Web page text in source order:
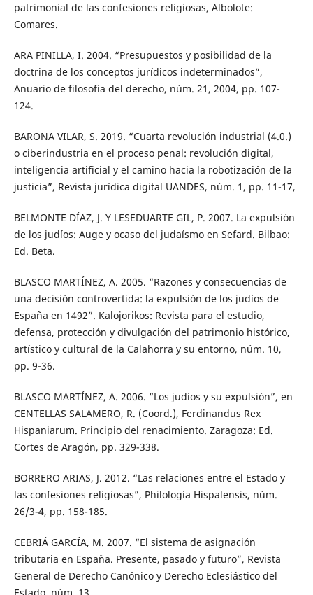
patrimonial de las confesiones religiosas, Albolote:
Comares.
ARA PINILLA, I. 2004. “Presupuestos y posibilidad de la
doctrina de los conceptos jurídicos indeterminados”,
Anuario de filosofía del derecho, núm. 21, 2004, pp. 107-
124.
BARONA VILAR, S. 2019. “Cuarta revolución industrial (4.0.)
o ciberindustria en el proceso penal: revolución digital,
inteligencia artificial y el camino hacia la robotización de la
justicia”, Revista jurídica digital UANDES, núm. 1, pp. 11-17,
BELMONTE DÍAZ, J. Y LESEDUARTE GIL, P. 2007. La expulsión
de los judíos: Auge y ocaso del judaísmo en Sefard. Bilbao:
Ed. Beta.
BLASCO MARTÍNEZ, A. 2005. “Razones y consecuencias de
una decisión controvertida: la expulsión de los judíos de
España en 1492”. Kalojorikos: Revista para el estudio,
defensa, protección y divulgación del patrimonio histórico,
artístico y cultural de la Calahorra y su entorno, núm. 10,
pp. 9-36.
BLASCO MARTÍNEZ, A. 2006. “Los judíos y su expulsión”, en
CENTELLAS SALAMERO, R. (Coord.), Ferdinandus Rex
Hispaniarum. Principio del renacimiento. Zaragoza: Ed.
Cortes de Aragón, pp. 329-338.
BORRERO ARIAS, J. 2012. “Las relaciones entre el Estado y
las confesiones religiosas”, Philología Hispalensis, núm.
26/3-4, pp. 158-185.
CEBRIÁ GARCÍA, M. 2007. “El sistema de asignación
tributaria en España. Presente, pasado y futuro”, Revista
General de Derecho Canónico y Derecho Eclesiástico del